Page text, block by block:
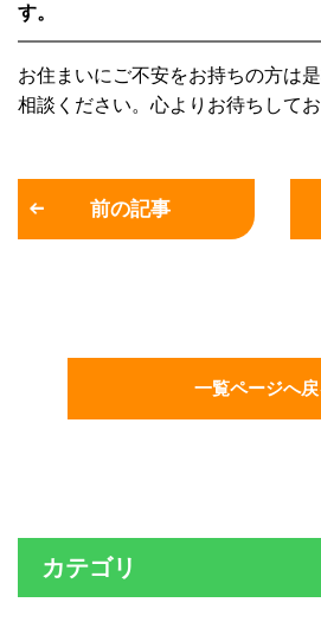
す。
お住まいにご不安をお持ちの方は是
相談ください。心よりお待ちしてお
前の記事
一覧ページへ戻
カテゴリ